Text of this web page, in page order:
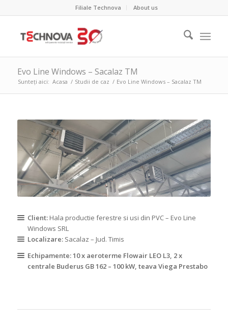
Filiale Technova About us
Evo Line Windows – Sacalaz TM
Sunteți aici: Acasa / Studii de caz / Evo Line Windows – Sacalaz TM
Client: Hala productie ferestre si usi din PVC – Evo Line
Windows SRL
Localizare: Sacalaz – Jud. Timis
Echipamente: 10 x aeroterme Flowair LEO L3, 2 x
centrale Buderus GB 162 – 100 kW,teava Viega Prestabo